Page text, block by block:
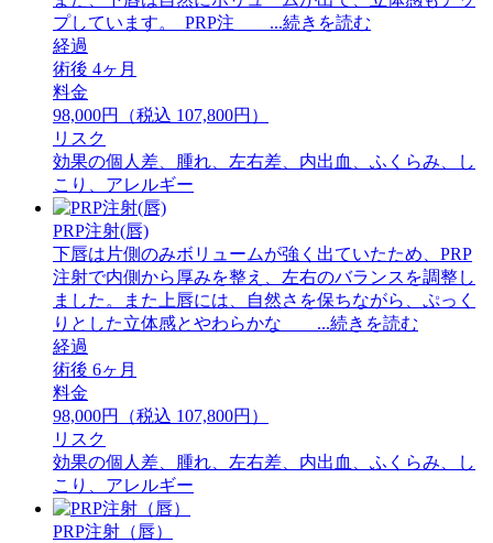
プしています。 ⁡ PRP注 ...続きを読む
経過
術後 4ヶ月
料金
98,000円（税込 107,800円）
リスク
効果の個人差、腫れ、左右差、内出血、ふくらみ、し
こり、アレルギー
PRP注射(唇)
下唇は片側のみボリュームが強く出ていたため、PRP
注射で内側から厚みを整え、左右のバランスを調整し
ました。また上唇には、自然さを保ちながら、ぷっく
りとした立体感とやわらかな ...続きを読む
経過
術後 6ヶ月
料金
98,000円（税込 107,800円）
リスク
効果の個人差、腫れ、左右差、内出血、ふくらみ、し
こり、アレルギー
PRP注射（唇）